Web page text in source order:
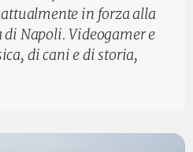
in forza alla
Napoli. Videogamer e
di cani e di storia,